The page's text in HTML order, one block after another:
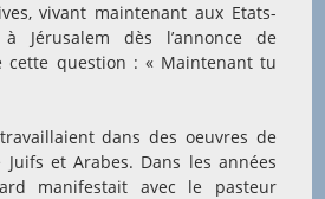
vivant maintenant aux Etats-
Jérusalem dès l’annonce de
cette question : « Maintenant tu
dans des oeuvres de
et Arabes. Dans les années
manifestait avec le pasteur